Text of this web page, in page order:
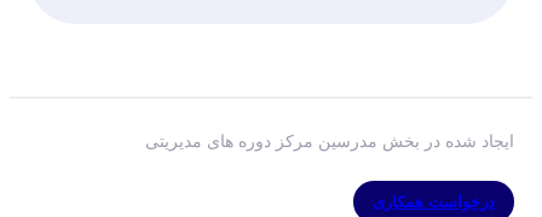
ایجاد شده در بخش مدرسین مرکز دوره های مدیریتی
درخواست همکاری